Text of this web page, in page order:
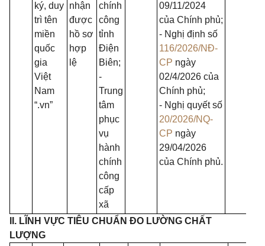
ký, duy
trì tên
miền
quốc
gia
Việt
Nam
“.vn”
nhận
được
hồ sơ
hợp
lệ
chính
công
tỉnh
Điện
Biên;
-
Trung
tâm
phục
vụ
hành
chính
công
cấp
xã
09/11/2024
của Chính phủ;
- Nghị định số
116/2026/NĐ-
CP ngày
02/4/2026 của
Chính phủ;
- Nghị quyết số
20/2026/NQ-
CP ngày
29/04/2026
của Chính phủ.
II. LĨNH VỰC TIÊU CHUẨN ĐO LƯỜNG CHẤT
LƯỢNG